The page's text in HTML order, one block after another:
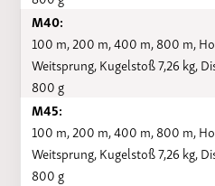
M40:
100 m, 200 m, 400 m, 800 m,
Weitsprung, Kugelstoß 7,26 kg,
800 g
M45:
100 m, 200 m, 400 m, 800 m,
Weitsprung, Kugelstoß 7,26 kg,
800 g